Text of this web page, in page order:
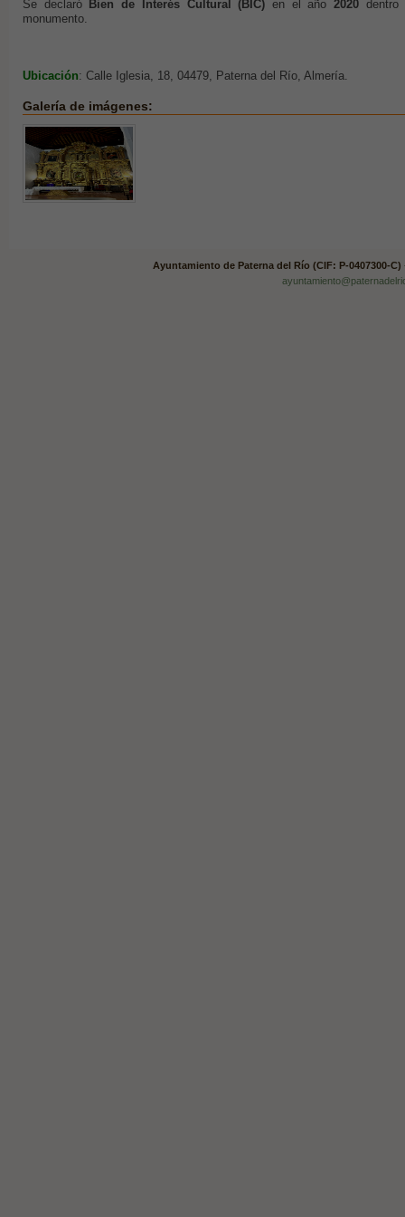
Se declaróBien de Interés Cultural (BIC) en el año2020 dentro
monumento.
Ubicación: Calle Iglesia, 18, 04479, Paterna del Río, Almería.
Galería de imágenes:
Ayuntamiento de Paterna del Río (CIF: P-0407300-C)